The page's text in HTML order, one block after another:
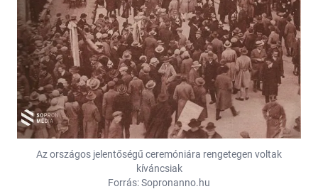
Az országos jelentőségű ceremóniára rengetegen voltak
kíváncsiak
Forrás: Sopronanno.hu